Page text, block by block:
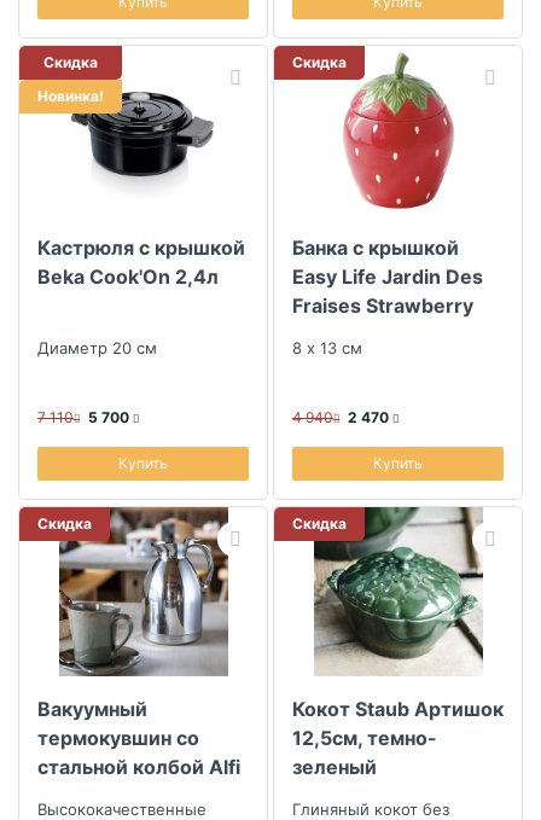
Скидка
Новинка!
Кастрюля с крышкой
Beka Cook'On 2,4л
Диаметр 20 см
7 110 5 700
Купить
Скидка
Банка с крышкой
Easy Life Jardin Des
Fraises Strawberry
8 х 13 см
4 940 2 470
Купить
Скидка
Вакуумный
термокувшин со
стальной колбой Alfi
Высококачественные
Скидка
Кокот Staub Артишок
12,5см, темно-
зеленый
Глиняный кокот без